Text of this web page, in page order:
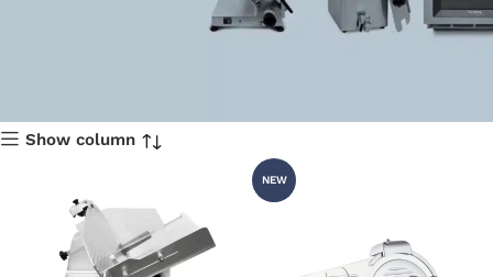
Show column
NEW